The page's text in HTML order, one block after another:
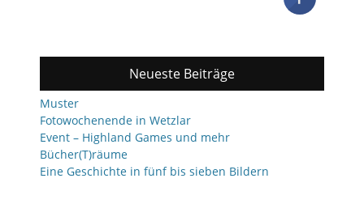
Neueste Beiträge
Muster
Fotowochenende in Wetzlar
Event – Highland Games und mehr
Bücher(T)räume
Eine Geschichte in fünf bis sieben Bildern